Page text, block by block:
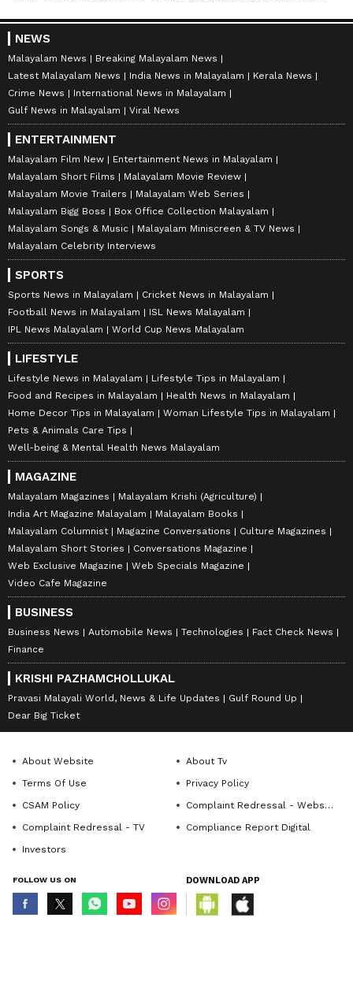
NEWS
Malayalam News
Breaking Malayalam News
Latest Malayalam News
India News in Malayalam
Kerala News
Crime News
International News in Malayalam
Gulf News in Malayalam
Viral News
ENTERTAINMENT
Malayalam Film New
Entertainment News in Malayalam
Malayalam Short Films
Malayalam Movie Review
Malayalam Movie Trailers
Malayalam Web Series
Malayalam Bigg Boss
Box Office Collection Malayalam
Malayalam Songs & Music
Malayalam Miniscreen & TV News
Malayalam Celebrity Interviews
SPORTS
Sports News in Malayalam
Cricket News in Malayalam
Football News in Malayalam
ISL News Malayalam
IPL News Malayalam
World Cup News Malayalam
LIFESTYLE
Lifestyle News in Malayalam
Lifestyle Tips in Malayalam
Food and Recipes in Malayalam
Health News in Malayalam
Home Decor Tips in Malayalam
Woman Lifestyle Tips in Malayalam
Pets & Animals Care Tips
Well-being & Mental Health News Malayalam
MAGAZINE
Malayalam Magazines
Malayalam Krishi (Agriculture)
India Art Magazine Malayalam
Malayalam Books
Malayalam Columnist
Magazine Conversations
Culture Magazines
Malayalam Short Stories
Conversations Magazine
Web Exclusive Magazine
Web Specials Magazine
Video Cafe Magazine
BUSINESS
Business News Automobile News Technologies
Fact Check News
Finance
KRISHI PAZHAMCHOLLUKAL
Pravasi Malayali World, News & Life Updates
Gulf Round Up
Dear Big Ticket
About Website
About Tv
Terms Of Use
Privacy Policy
CSAM Policy
Complaint Redressal - Website
Complaint Redressal - TV
Compliance Report Digital
Investors
FOLLOW US ON DOWNLOAD APP